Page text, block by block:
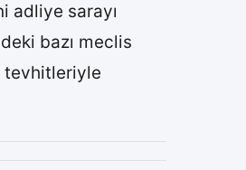
adliye sarayı
bazı meclis
tevhitleriyle